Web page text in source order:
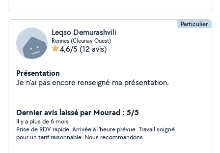
Particulier
Leqso Demurashvili
Rennes (Cleunay Ouest)
4,6/5 (12 avis)
Présentation
Je n'ai pas encore renseigné ma présentation.
Dernier avis laissé par Mourad : 5/5
Il y a plus de 6 mois
Prise de RDV rapide. Arrivée à l'heure prévue. Travail soigné
pour un tarif raisonnable. Nous recommandons.